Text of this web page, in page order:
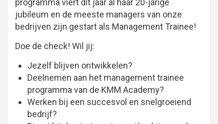
programma viert dit jaar al haar 20-jarige
jubileum en de meeste managers van onze
bedrijven zijn gestart als Management Trainee!
Doe de check! Wil jij:
Jezelf blijven ontwikkelen?
Deelnemen aan het management trainee
programma van de KMM Academy?
Werken bij een succesvol en snelgroeiend
bedrijf?